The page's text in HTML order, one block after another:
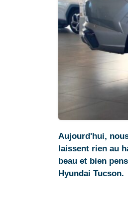
Aujourd'hui,
laissent rien au
beau et bien
Hyundai Tucson.